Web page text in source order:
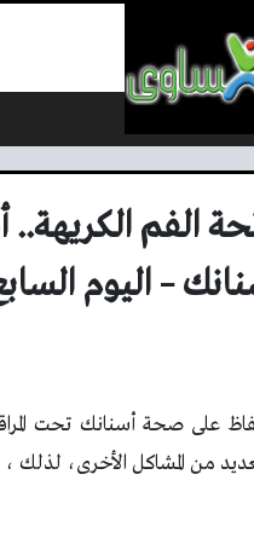
الفم
– اليوم
على صحة أسنانك تحت
من المشاكل الأخرى،